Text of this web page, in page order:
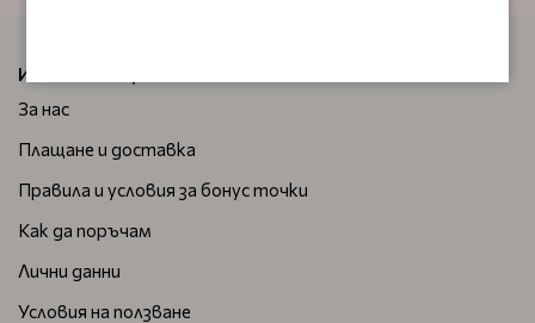
ИНФОРМАЦИЯ
За нас
Плащане и доставка
Правила и условия за бонус точки
Как да поръчам
Лични данни
Условия на ползване